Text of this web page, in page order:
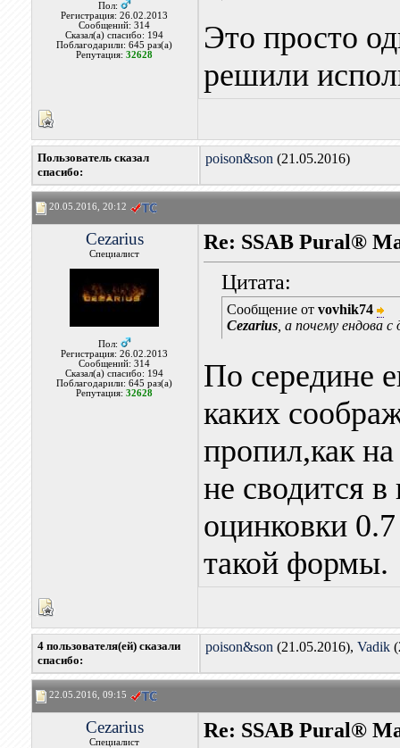
Пол:
Регистрация: 26.02.2013
Сообщений: 314
Сказал(а) спасибо: 194
Поблагодарили: 645 раз(а)
Репутация:32628
Это просто
решили
Пользователь сказал
cпасибо:
poison&son (21.05.2016)
20.05.2016, 20:12
Cezarius
Специалист
Пол:
Регистрация: 26.02.2013
Сообщений: 314
Сказал(а) спасибо: 194
Поблагодарили: 645 раз(а)
Репутация:32628
Re: SSAB Pural®
Цитата:
Сообщение от vovhik74
Cezarius, а почему ендова
По середине
каких
пропил,как
не сводится
оцинковки
такой формы.
4 пользователя(ей) сказали
cпасибо:
poison&son (21.05.2016), Vadik
22.05.2016, 09:15
Cezarius
Специалист
Re: SSAB Pural®